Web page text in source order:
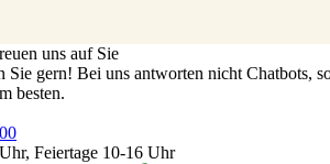
uns auf Sie
Sie gern! Bei uns antworten nicht Chatbots,
besten.
Feiertage 10-16 Uhr